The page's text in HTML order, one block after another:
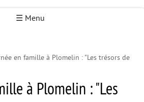
☰ Menu
Accueil
en famille à Plomelin : "Les trésors de
à Plomelin : "Les